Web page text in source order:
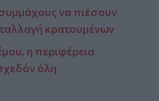
να πιέσουν
κρατουμένων
η περιφέρεια
όλη